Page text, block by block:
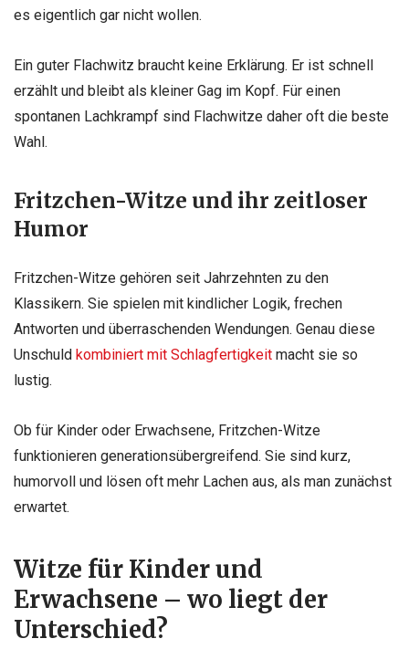
es eigentlich gar nicht wollen.
Ein guter Flachwitz braucht keine Erklärung. Er ist schnell
erzählt und bleibt als kleiner Gag im Kopf. Für einen
spontanen Lachkrampf sind Flachwitze daher oft die beste
Wahl.
Fritzchen-Witze und ihr zeitloser
Humor
Fritzchen-Witze gehören seit Jahrzehnten zu den
Klassikern. Sie spielen mit kindlicher Logik, frechen
Antworten und überraschenden Wendungen. Genau diese
Unschuld kombiniert mit Schlagfertigkeit macht sie so
lustig.
Ob für Kinder oder Erwachsene, Fritzchen-Witze
funktionieren generationsübergreifend. Sie sind kurz,
humorvoll und lösen oft mehr Lachen aus, als man zunächst
erwartet.
Witze für Kinder und
Erwachsene – wo liegt der
Unterschied?